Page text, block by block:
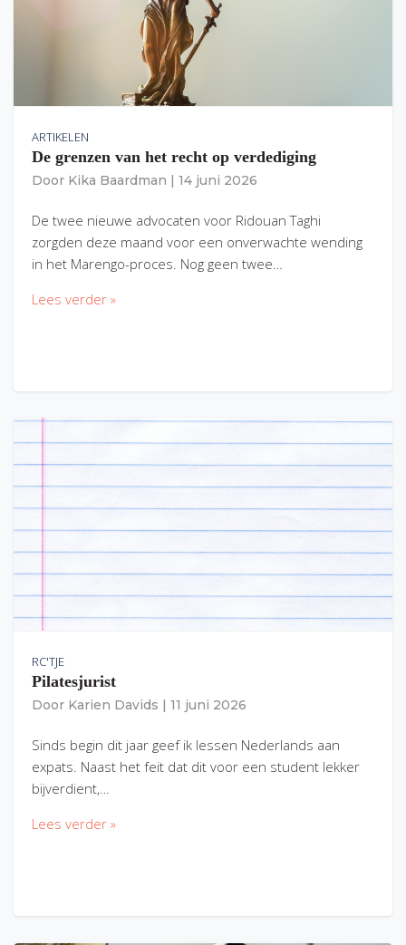
ARTIKELEN
De grenzen van het recht op verdediging
Door Kika Baardman 14 juni 2026
De twee nieuwe advocaten voor Ridouan Taghi
zorgden deze maand voor een onverwachte wending
in het Marengo-proces. Nog geen twee…
Lees verder »
RC'TJE
Pilatesjurist
Door Karien Davids 11 juni 2026
Sinds begin dit jaar geef ik lessen Nederlands aan
expats. Naast het feit dat dit voor een student lekker
bijverdient,…
Lees verder »